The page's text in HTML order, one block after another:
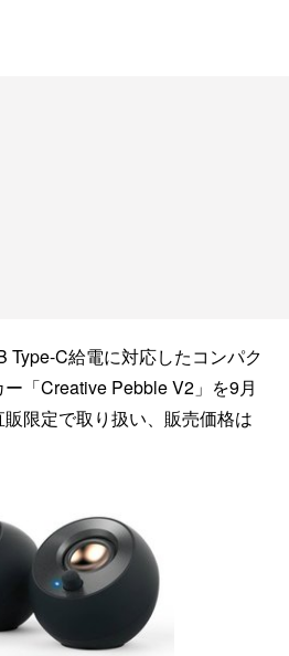
Type-C給電に対応したコンパク
「Creative Pebble V2」を9月
限定で取り扱い、販売価格は